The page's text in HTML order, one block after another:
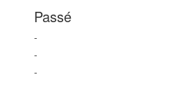
Passé
-
-
-